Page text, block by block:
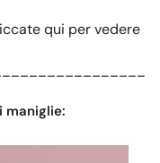
qui per vedere
maniglie: